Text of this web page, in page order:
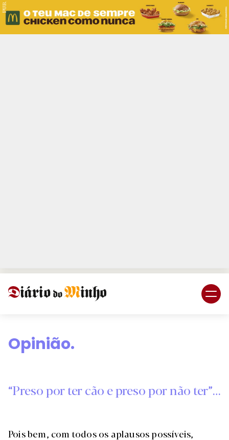
PUB.
Opinião.
“Preso por ter cão e preso por não ter”…
Pois bem, com todos os aplausos possíveis,